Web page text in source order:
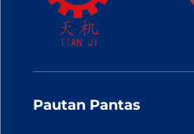
Pautan Pantas